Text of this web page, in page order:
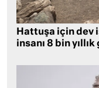
Hattuşa için dev
insanı 8 bin